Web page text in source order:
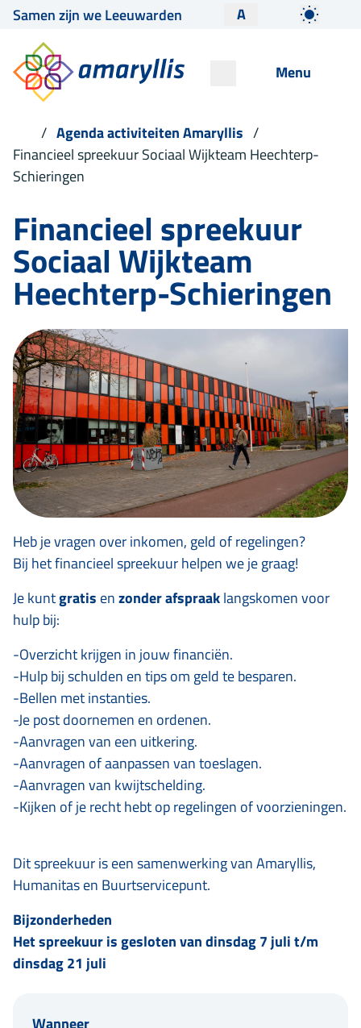
Samen zijn we Leeuwarden A
Menu
Agenda activiteiten Amaryllis
Financieel spreekuur Sociaal Wijkteam Heechterp-
Schieringen
Financieel spreekuur
Sociaal Wijkteam
Heechterp-Schieringen
Heb je vragen over inkomen, geld of regelingen?
Bij het financieel spreekuur helpen we je graag!
Je kuntgratis enzonder afspraaklangskomen voor
hulp bij:
-Overzicht krijgen in jouw financiën.
-Hulp bij schulden en tips om geld te besparen.
-Bellen met instanties.
-Je post doornemen en ordenen.
-Aanvragen van een uitkering.
-Aanvragen of aanpassen van toeslagen.
-Aanvragen van kwijtschelding.
-Kijken of je recht hebt op regelingen of voorzieningen.
Dit spreekuur is een samenwerking van Amaryllis,
Humanitas en Buurtservicepunt.
Bijzonderheden
Het spreekuur is gesloten van dinsdag 7 juli t/m
dinsdag 21 juli